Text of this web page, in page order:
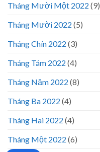
Tháng Mười Một 2022 (9)
Tháng Mười 2022 (5)
Tháng Chín 2022 (3)
Tháng Tám 2022 (4)
Tháng Năm 2022 (8)
Tháng Ba 2022 (4)
Tháng Hai 2022 (4)
Tháng Một 2022 (6)